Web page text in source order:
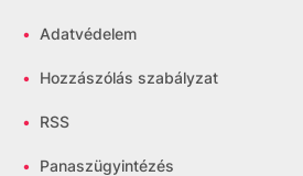
• Adatvédelem
• Hozzászólás szabályzat
• RSS
• Panaszügyintézés